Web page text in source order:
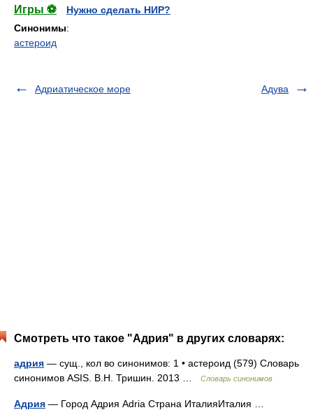
Игры ⚽
Нужно сделать НИР?
Синонимы:
астероид
Адриатическое море Адува
Смотреть что такое "Адрия" в других словарях:
адрия — сущ., кол во синонимов: 1 • астероид (579) Словарь
синонимов ASIS. В.Н. Тришин. 2013 …
Словарь синонимов
Адрия — Город Адрия Adria Страна ИталияИталия …